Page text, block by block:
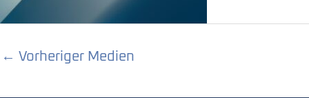
← Vorheriger Medien